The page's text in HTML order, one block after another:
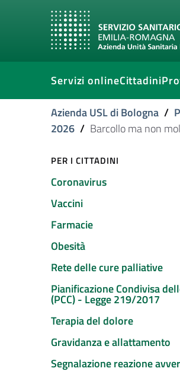
Servizi onlineCittadini
Azienda USL di Bologna /
2026 / Barcollo ma non
PER I CITTADINI
Coronavirus
Vaccini
Farmacie
Obesità
Rete delle cure palliative
Pianificazione Condivisa
(PCC) - Legge 219/2017
Terapia del dolore
Gravidanza e allattamento
Segnalazione reazione